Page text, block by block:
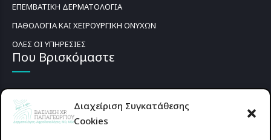
Διαχείριση Συγκατάθεσης
Cookies
ΕΠΕΜΒΑΤΙΚΗ ΔΕΡΜΑΤΟΛΟΓΙΑ
ΠΑΘΟΛΟΓΙΑ ΚΑΙ ΧΕΙΡΟΥΡΓΙΚΗ ΟΝΥΧΩΝ
ΟΛΕΣ ΟΙ ΥΠΗΡΕΣΙΕΣ
Που Βρισκόμαστε